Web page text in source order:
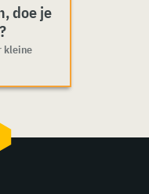
doe je
kleine